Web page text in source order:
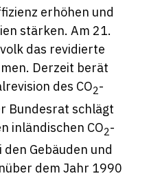
erhöhen und
stärken. Am 21.
das revidierte
Derzeit berät
des CO2-
Bundesrat schlägt
inländischen CO2-
Gebäuden und
dem Jahr 1990